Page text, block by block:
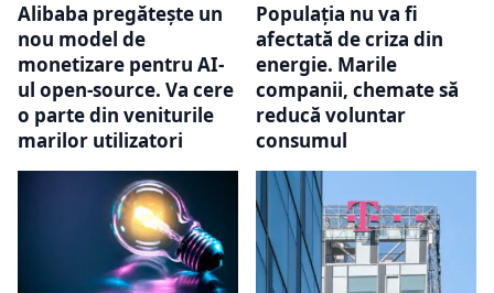
Alibaba pregătește un
nou model de
monetizare pentru AI-
ul open-source. Va cere
o parte din veniturile
marilor utilizatori
Populația nu va fi
afectată de criza din
energie. Marile
companii, chemate să
reducă voluntar
consumul